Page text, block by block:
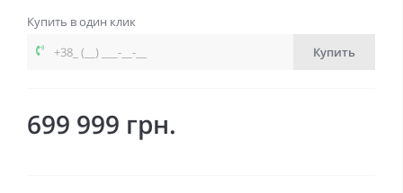
Купить в один клик
Купить
699 999 грн.